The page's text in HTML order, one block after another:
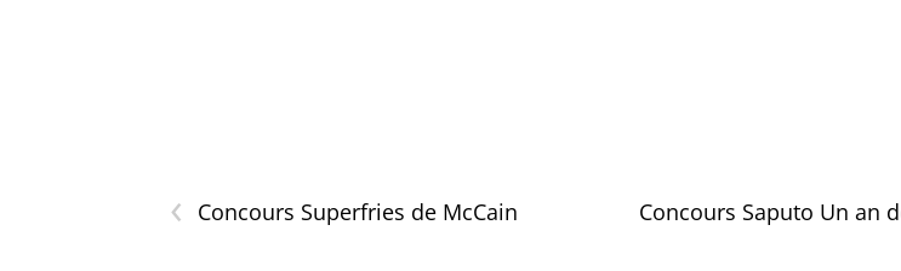
‹ Concours Superfries de McCain
Concours Saputo Un an